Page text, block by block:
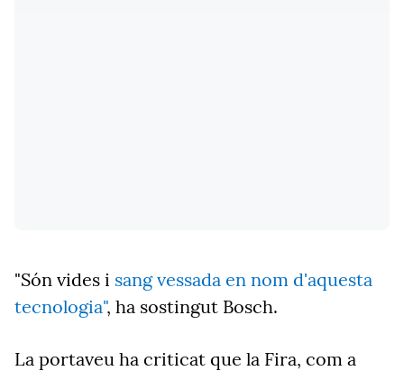
"Són vides i sang vessada en nom d'aquesta
tecnologia", ha sostingut Bosch.
La portaveu ha criticat que la Fira, com a